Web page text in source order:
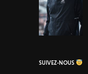
SUIVEZ-NOUS